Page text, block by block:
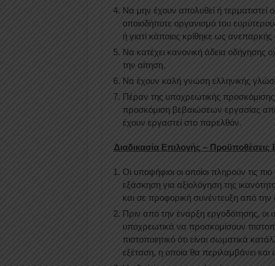
Να μην έχουν απολυθεί ή τερματιστεί
οποιοδήποτε οργανισμό του
ή γιατί κάποιος κρίθηκε ως
Να κατέχει κανονική άδεια οδήγησης
την αίτηση.
Να έχουν καλή γνώση ελληνικής
Πέραν της υποχρεωτικής
προσκόμιση βεβαιώσεων εργασίας
έχουν εργαστεί στο παρελθόν.
Διαδικασία Επιλογής –
Οι υποψήφιοι οι οποίοι πληρούν τις
εξάσκηση για αξιολόγηση της
και σε προφορική συνέντευξη από
Πριν από την έναρξη εργοδότησης, οι
υποχρεωτικά να προσκομίσουν
πιστοποιητικό ότι είναι σωματικά
εξέταση, η οποία θα περιλαμβάνει